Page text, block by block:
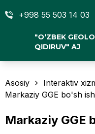
+998 55 503 14 03
"O‘ZBEK
QIDIRUV" AJ
Asosiy Interaktiv
Markaziy GGE bo'sh
Markaziy GGE